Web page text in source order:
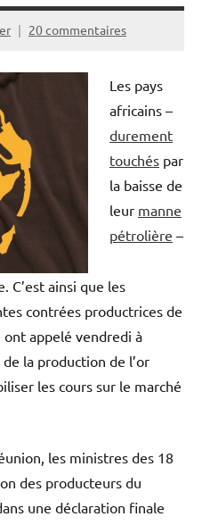
20 commentaires
Les pays
africains –
durement
touchés par
la baisse de
leur manne
pétrolière –
C’est ainsi que les
contrées productrices de
appelé vendredi à
la production de l’or
les cours sur le marché
les ministres des 18
des producteurs du
une déclaration finale